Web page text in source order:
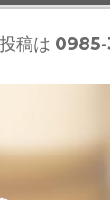
稿は 0985-